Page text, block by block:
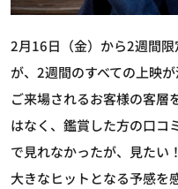
2月16日（金）から2週間限
が、2週間のすべての上映
ご来場されるお客様の客層
はなく、鑑賞した方の口コ
で見れなかったが、見たい
大きなヒットとなる予感を